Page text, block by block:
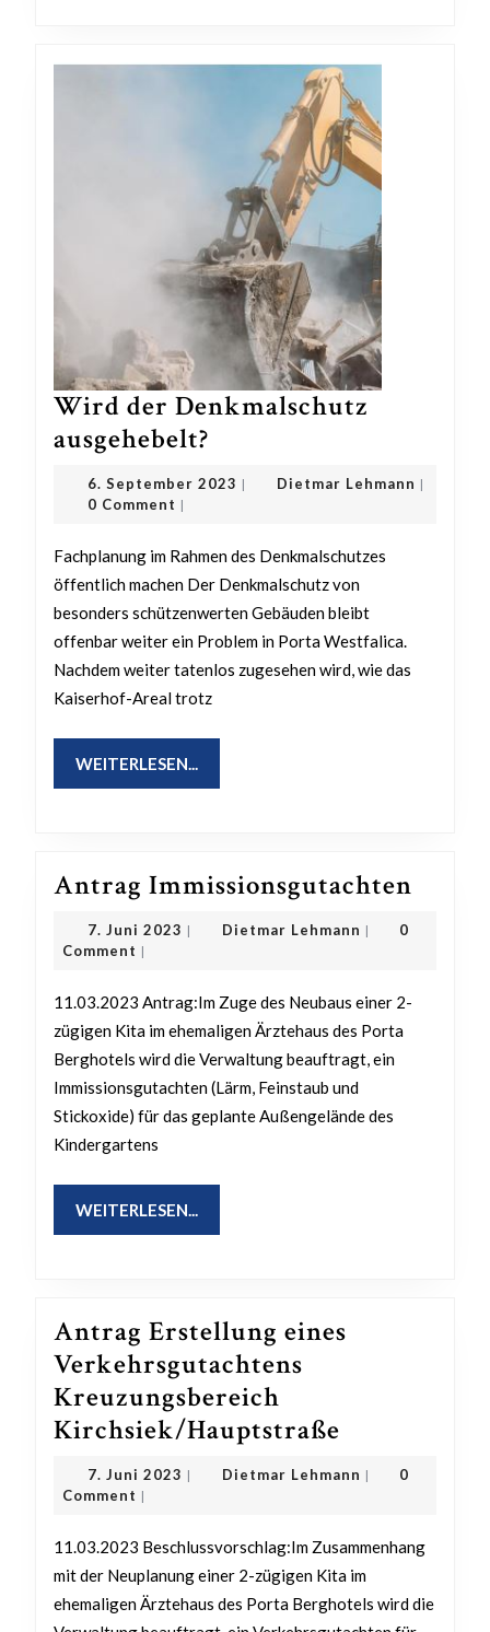
Wird der Denkmalschutz
ausgehebelt?
der
Denkmalschutz
6. September 2023 6.| Dietmar Lehmann Dietmar
|
0 Comment |
Fachplanung im Rahmen des Denkmalschutzes
öffentlich machen Der Denkmalschutz von
besonders schützenwerten Gebäuden bleibt
offenbar weiter ein Problem in Porta Westfalica.
Nachdem weiter tatenlos zugesehen wird, wie das
Kaiserhof-Areal trotz
WEITERLESEN...
Antrag Immissionsgutachten
7. Juni 2023 7.| Dietmar Lehmann Dietmar
|
0
Comment |
11.03.2023 Antrag:Im Zuge des Neubaus einer 2-
zügigen Kita im ehemaligen Ärztehaus des Porta
Berghotels wird die Verwaltung beauftragt, ein
Immissionsgutachten (Lärm, Feinstaub und
Stickoxide) für das geplante Außengelände des
Kindergartens
WEITERLESEN...
Antrag Erstellung eines
Verkehrsgutachtens
Kreuzungsbereich
Kirchsiek/Hauptstraße
Erstellung
eines
Kirchsiek/
7. Juni 2023 7.| Dietmar Lehmann Dietmar
|
0
Comment |
11.03.2023 Beschlussvorschlag:Im Zusammenhang
mit der Neuplanung einer 2-zügigen Kita im
ehemaligen Ärztehaus des Porta Berghotels wird die